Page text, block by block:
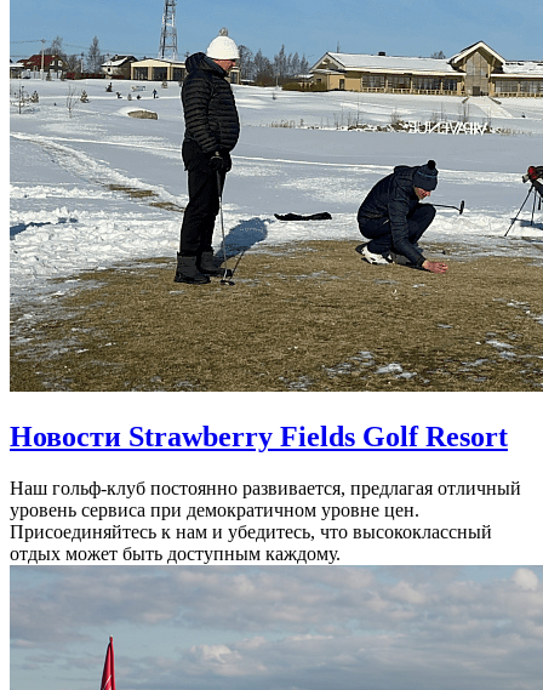
Новости Strawberry Fields Golf Resort
Наш гольф-клуб постоянно развивается, предлагая отличный
уровень сервиса при демократичном уровне цен.
Присоединяйтесь к нам и убедитесь, что высококлассный
отдых может быть доступным каждому.